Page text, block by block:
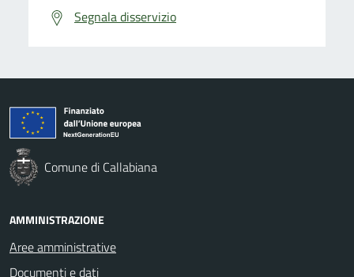
Segnala disservizio
Comune di Callabiana
AMMINISTRAZIONE
Aree amministrative
Documenti e dati